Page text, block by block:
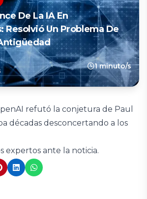
De La IA En
Resolvió Un Problema De
1 minuto/s
refutó la conjetura de Paul
décadas desconcertando a los
expertos ante la noticia.